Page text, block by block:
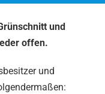
und
offen.
und